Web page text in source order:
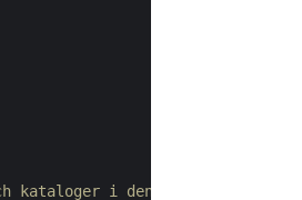
i den angivna